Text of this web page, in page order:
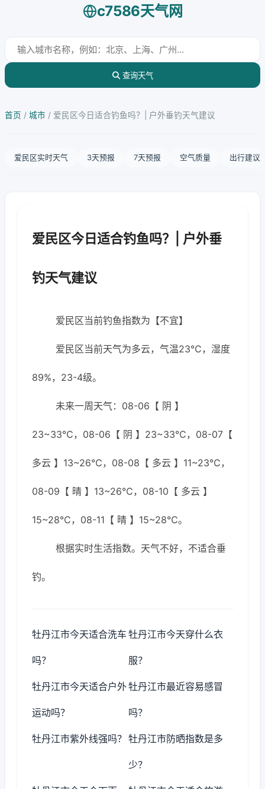
c7586天气网
查询天气
首页 / 城市 / 爱民区今日适合钓鱼吗？| 户外垂钓天气建议
爱民区实时天气 3天预报 7天预报 空气质量 出行建议
爱民区今日适合钓鱼吗？| 户外垂
钓天气建议
爱民区当前钓鱼指数为【不宜】
爱民区当前天气为多云，气温23℃，湿度
89%，23-4级。
未来一周天气：08-06【 阴 】
23~33℃，08-06【 阴 】23~33℃，08-07【
多云 】13~26℃，08-08【 多云 】11~23℃，
08-09【 晴 】13~26℃，08-10【 多云 】
15~28℃，08-11【 晴 】15~28℃。
根据实时生活指数。天气不好，不适合垂
钓。
牡丹江市今天适合洗车
吗？
牡丹江市今天穿什么衣
服？
牡丹江市今天适合户外
运动吗？
牡丹江市最近容易感冒
吗？
牡丹江市紫外线强吗？ 牡丹江市防晒指数是多
少？